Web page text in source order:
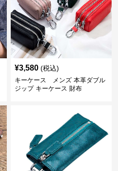
¥3,580 (税込)
キーケース メンズ 本革ダブル
ジップ キーケース 財布